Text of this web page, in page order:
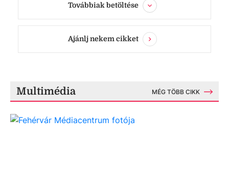
Továbbiak betöltése
Ajánlj nekem cikket
Multimédia MÉG TÖBB CIKK